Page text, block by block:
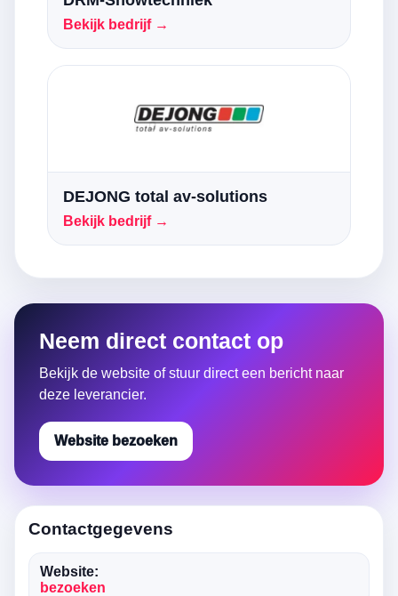
Bekijk bedrijf →
DEJONG total av-solutions
Bekijk bedrijf →
Neem direct contact op
Bekijk de website of stuur direct een bericht naar
deze leverancier.
Website bezoeken
Contactgegevens
Website:
bezoeken